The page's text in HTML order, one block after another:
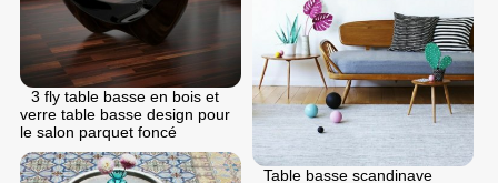
3 fly table basse en bois et
verre table basse design pour
le salon parquet foncé
Table basse scandinave